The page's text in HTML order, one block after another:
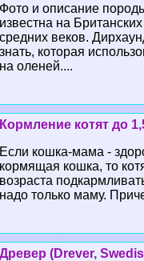
Фото и описание
известна на
средних веков.
знать, которая
на оленей....
Кормление котят до
Если кошка-мама -
кормящая кошка, то
возраста
надо только маму.
Древер (Drever,